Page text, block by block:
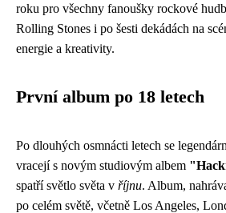
roku pro všechny fanoušky rockové
Rolling Stones i po šesti dekádách na
energie a kreativity.
První album po 18 letech
Po dlouhých osmnácti letech se
vracejí s novým studiovým albem
spatří světlo světa v říjnu. Album,
po celém světě, včetně Los Angeles,